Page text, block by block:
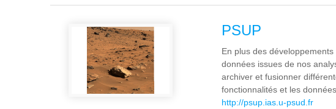
PSUP
En plus des
données issues de nos
archiver et fusionner
fonctionnalités et les
http://psup.ias.u-psud.fr